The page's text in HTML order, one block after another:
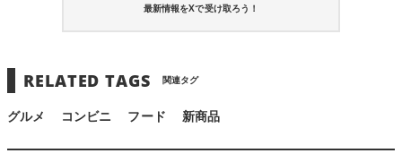
最新情報をXで受け取ろう！
RELATED TAGS 関連タグ
グルメ コンビニ フード 新商品